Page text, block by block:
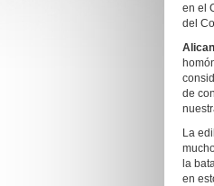
en el
del
de
La
la
en